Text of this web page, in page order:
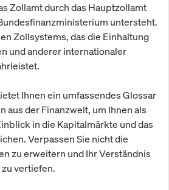
Zollamt durch das Hauptzollamt
untersteht.
Zollsystems, das die Einhaltung
und anderer internationaler
Ihnen ein umfassendes Glossar
aus der Finanzwelt, um Ihnen als
in die Kapitalmärkte und das
Verpassen Sie nicht die
zu erweitern und Ihr Verständnis
vertiefen.